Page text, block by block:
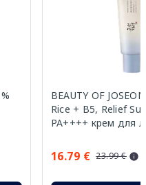
BEAUTY OF
Rice + B5, Relief
PA++++ крем для
16.79 € 23.99 €